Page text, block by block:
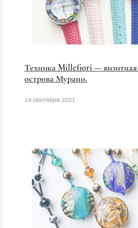
Техника Millefiori — визитная
острова Мурано.
24 сентября 2021